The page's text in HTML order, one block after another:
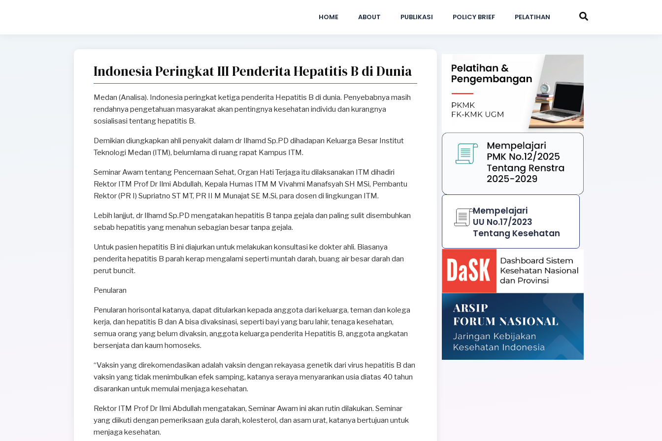
HOME ABOUT PUBLIKASI POLICY BRIEF PELATIHAN
Indonesia Peringkat III Penderita Hepatitis B di Dunia
Medan (Analisa). Indonesia peringkat ketiga penderita Hepatitis B di dunia. Penyebabnya masih
rendahnya pengetahuan masyarakat akan pentingnya kesehatan individu dan kurangnya
sosialisasi tentang hepatitis B.
Demikian diungkapkan ahli penyakit dalam dr Ilhamd Sp.PD dihadapan Keluarga Besar Institut
Teknologi Medan (ITM), belumlama di ruang rapat Kampus ITM.
Seminar Awam tentang Pencernaan Sehat, Organ Hati Terjaga itu dilaksanakan ITM dihadiri
Rektor ITM Prof Dr Ilmi Abdullah, Kepala Humas ITM M Vivahmi Manafsyah SH MSi, Pembantu
Rektor (PR I) Supriatno ST MT, PR II M Munajat SE M.Si, para dosen di lingkungan ITM.
Lebih lanjjut, dr Ilhamd Sp.PD mengatakan hepatitis B tanpa gejala dan paling sulit disembuhkan
sebab hepatitis yang menahun sebagian besar tanpa gejala.
Untuk pasien hepatitis B ini diajurkan untuk melakukan konsultasi ke dokter ahli. Biasanya
penderita hepatitis B parah kerap mengalami seperti muntah darah, buang air besar darah dan
perut buncit.
Penularan
Penularan horisontal katanya, dapat ditularkan kepada anggota dari keluarga, teman dan kolega
kerja, dan hepatitis B dan A bisa divaksinasi, seperti bayi yang baru lahir, tenaga kesehatan,
semua orang yang belum divaksin, anggota keluarga penderita Hepatitis B, anggota angkatan
bersenjata dan kaum homoseks.
“Vaksin yang direkomendasikan adalah vaksin dengan rekayasa genetik dari virus hepatitis B dan
vaksin yang tidak menimbulkan efek samping, katanya seraya menyarankan usia diatas 40 tahun
disarankan untuk memulai menjaga kesehatan.
Rektor ITM Prof Dr Ilmi Abdullah mengatakan, Seminar Awam ini akan rutin dilakukan. Seminar
yang diikuti dengan pemeriksaan gula darah, kolesterol, dan asam urat, katanya bertujuan untuk
menjaga kesehatan.
Mempelajari
UU No.17/2023
Tentang Kesehatan